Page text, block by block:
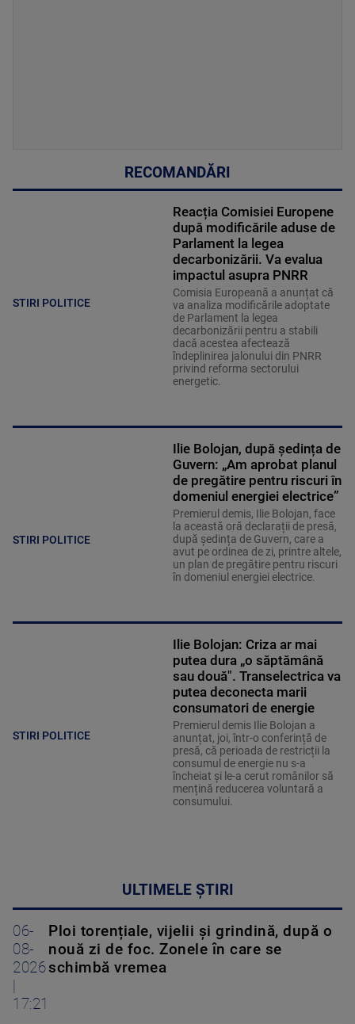
RECOMANDĂRI
STIRI POLITICE
Reacția Comisiei Europene
după modificările aduse de
Parlament la legea
decarbonizării. Va evalua
impactul asupra PNRR
Comisia Europeană a anunțat că
va analiza modificările adoptate
de Parlament la legea
decarbonizării pentru a stabili
dacă acestea afectează
îndeplinirea jalonului din PNRR
privind reforma sectorului
energetic.
STIRI POLITICE
Ilie Bolojan, după ședința de
Guvern: „Am aprobat planul
de pregătire pentru riscuri în
domeniul energiei electrice”
Premierul demis, Ilie Bolojan, face
la această oră declarații de presă,
după ședința de Guvern, care a
avut pe ordinea de zi, printre altele,
un plan de pregătire pentru riscuri
în domeniul energiei electrice.
STIRI POLITICE
Ilie Bolojan: Criza ar mai
putea dura „o săptămână
sau două". Transelectrica va
putea deconecta marii
consumatori de energie
Premierul demis Ilie Bolojan a
anunțat, joi, într-o conferință de
presă, că perioada de restricții la
consumul de energie nu s-a
încheiat și le-a cerut românilor să
mențină reducerea voluntară a
consumului.
ULTIMELE ȘTIRI
06-
08-
2026
|
17:21
Ploi torențiale, vijelii și grindină, după o
nouă zi de foc. Zonele în care se
schimbă vremea